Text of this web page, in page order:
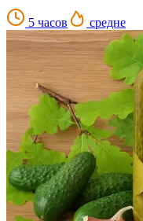
5 часов средне